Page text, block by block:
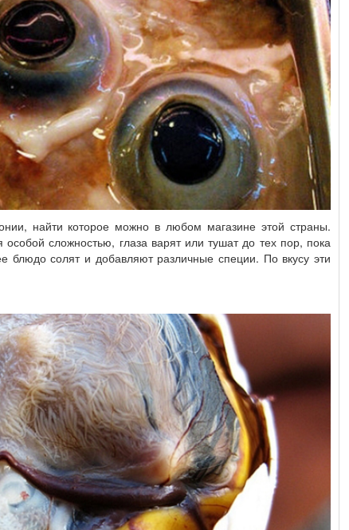
найти которое можно в любом магазине этой страны.
особой сложностью, глаза варят или тушат до тех пор, пока
блюдо солят и добавляют различные специи. По вкусу эти